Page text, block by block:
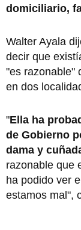
domiciliario,
Walter Ayala
decir que
"es razonable"
en dos
"Ella ha
de Gobierno
dama y
razonable que
ha podido ver
estamos mal",